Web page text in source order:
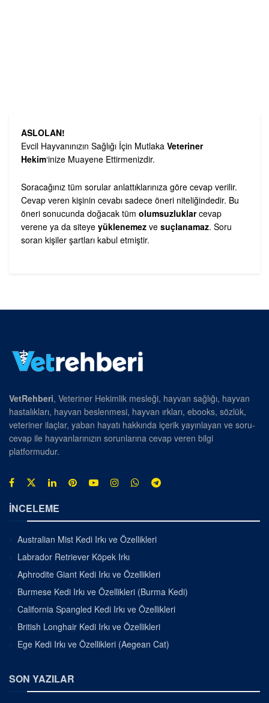
ASLOLAN!
Evcil Hayvanınızın Sağlığı İçin Mutlaka Veteriner
Hekim‘inize Muayene Ettirmenizdir.
Soracağınız tüm sorular anlattıklarınıza göre cevap verilir.
Cevap veren kişinin cevabı sadece öneri niteliğindedir. Bu
öneri sonucunda doğacak tüm olumsuzluklarcevap
verene ya da siteye yüklenemez ve suçlanamaz. Soru
soran kişiler şartları kabul etmiştir.
VetRehberi, Veteriner Hekimlik mesleği, hayvan sağlığı, hayvan
hastalıkları, hayvan beslenmesi, hayvan ırkları, ebooks, sözlük,
veteriner ilaçlar, yaban hayatı hakkında içerik yayınlayan ve soru-
cevap ile hayvanlarınızın sorunlarına cevap veren bilgi
platformudur.
İNCELEME
Australian Mist Kedi Irkı ve Özellikleri
Labrador Retriever Köpek Irkı
Aphrodite Giant Kedi Irkı ve Özellikleri
Burmese Kedi Irkı ve Özellikleri (Burma Kedi)
California Spangled Kedi Irkı ve Özellikleri
British Longhair Kedi Irkı ve Özellikleri
Ege Kedi Irkı ve Özellikleri (Aegean Cat)
SON YAZILAR